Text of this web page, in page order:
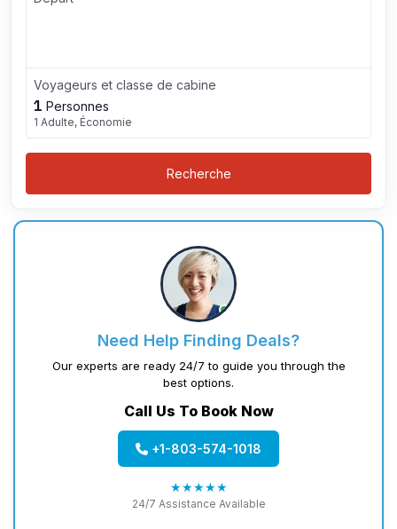
Voyageurs et classe de cabine
1 Personnes
1 Adulte, Économie
Recherche
Need Help Finding Deals?
Our experts are ready 24/7 to guide you through the
best options.
Call Us To Book Now
+1-803-574-1018
★★★★★
24/7 Assistance Available